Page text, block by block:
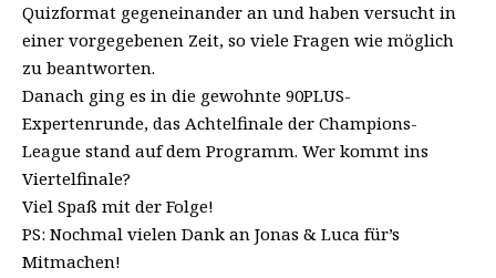
Quizformat gegeneinander an und haben versucht in
einer vorgegebenen Zeit, so viele Fragen wie möglich
zu beantworten.
Danach ging es in die gewohnte 90PLUS-
Expertenrunde, das Achtelfinale der Champions-
League stand auf dem Programm. Wer kommt ins
Viertelfinale?
Viel Spaß mit der Folge!
PS: Nochmal vielen Dank an Jonas & Luca für’s
Mitmachen!